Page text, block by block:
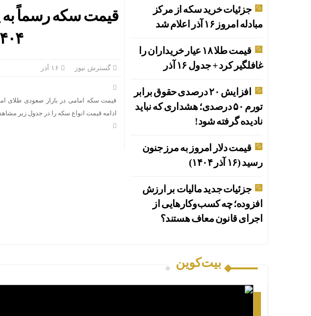
جزئیات خرید سکه از مرکز
مبادله امروز ۱۶ آذر اعلام شد
قیمت طلا ۱۸ عیار خریداران را
غافلگیر کرد + جدول ۱۶ آذر
افزایش ۲۰ درصدی حقوق برابر
تورم ۵۰ درصدی؛ هشداری که نباید
نادیده گرفته شود!
قیمت دلار امروز به مرز جنون
رسید (۱۶ آذر ۱۴۰۴)
جزئیات جدید مالیات بر ارزش
افزوده؛ چه کسب‌وکارهایی از
اجرای قانون معاف هستند؟
گسترش نیوز
ادامه قیمت انواع سکه را در جدول زیر
بیت‌کوین